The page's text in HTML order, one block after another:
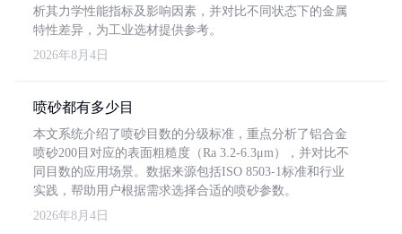
析其力学性能指标及影响因素，并对比不同状态下的金属
特性差异，为工业选材提供参考。
2026年8月4日
喷砂都有多少目
本文系统介绍了喷砂目数的分级标准，重点分析了铝合金
喷砂200目对应的表面粗糙度（Ra 3.2-6.3μm），并对比不
同目数的应用场景。数据来源包括ISO 8503-1标准和行业
实践，帮助用户根据需求选择合适的喷砂参数。
2026年8月4日